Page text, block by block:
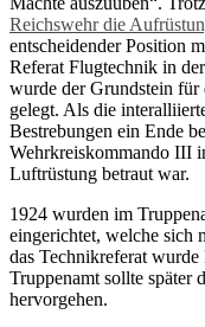
Reichswehr die
entscheidender Position
Referat Flugtechnik in
wurde der Grundstein
gelegt. Als die
Bestrebungen ein Ende
Wehrkreiskommando III
Luftrüstung betraut war.
1924 wurden im
eingerichtet, welche sich
das Technikreferat
Truppenamt sollte später
hervorgehen.